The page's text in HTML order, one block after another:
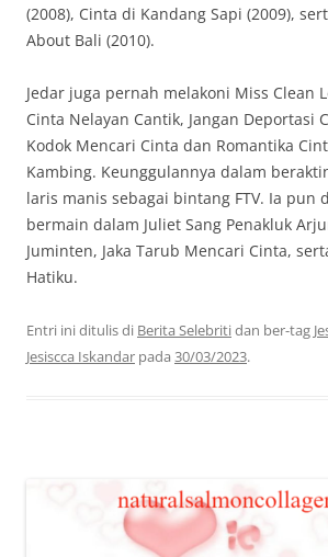
(2008), Cinta di Kandang Sapi (2009),
About Bali (2010).
Jedar juga pernah melakoni Miss Clean
Cinta Nelayan Cantik, Jangan Deportasi
Kodok Mencari Cinta dan Romantika
Kambing. Keunggulannya dalam
laris manis sebagai bintang FTV. Ia pun
bermain dalam Juliet Sang Penakluk
Juminten, Jaka Tarub Mencari Cinta,
Hatiku.
Entri ini ditulis di Berita Selebritidan ber-tag
Jesiscca Iskandar pada 30/03/2023.